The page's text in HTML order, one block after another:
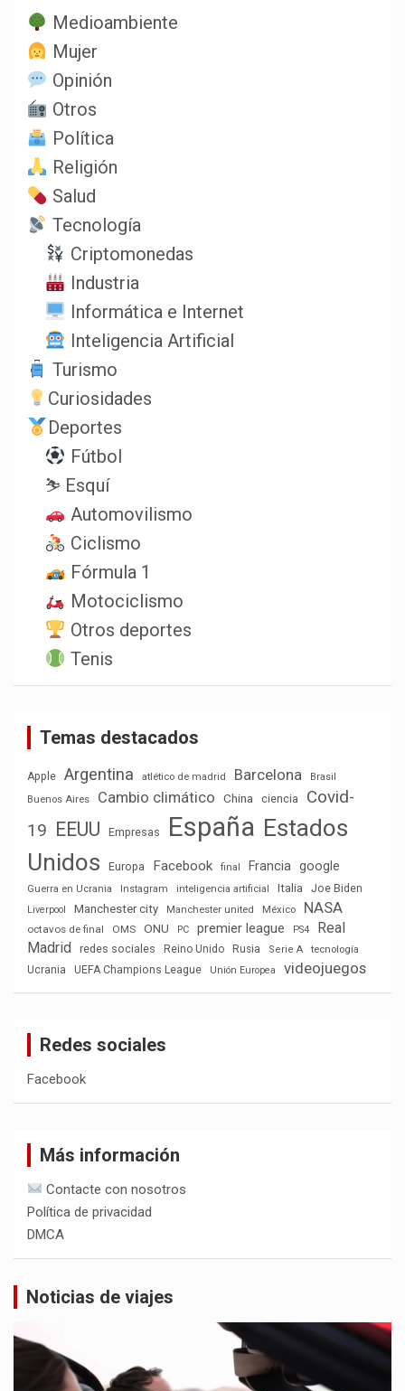
Medioambiente
Mujer
Opinión
Otros
Política
Religión
Salud
Tecnología
Criptomonedas
Industria
Informática e Internet
Inteligencia Artificial
Turismo
Curiosidades
Deportes
Fútbol
⛷️ Esquí
Automovilismo
Ciclismo
Fórmula 1
Motociclismo
Otros deportes
Tenis
Temas destacados
Apple Argentina atlético de madrid Barcelona
Brasil
Buenos Aires
Cambio climático China ciencia
Covid-
19 EEUU Empresas España Estados
Unidos
Europa Facebook final Francia google
Guerra en Ucrania Instagram inteligencia artificial Italia Joe Biden
Liverpool Manchester city Manchester united México NASA
octavos de final OMS ONU PC premier league PS4
Real
Madrid
redes sociales Reino Unido Rusia Serie A
tecnología
Ucrania
UEFA Champions League Unión Europea videojuegos
Redes sociales
Facebook
Más información
Contacte con nosotros
Política de privacidad
DMCA
Noticias de viajes